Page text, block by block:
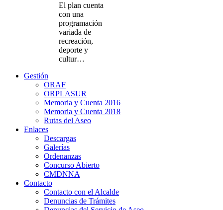
El plan cuenta
con una
programación
variada de
recreación,
deporte y
cultur…
Gestión
ORAF
ORPLASUR
Memoria y Cuenta 2016
Memoria y Cuenta 2018
Rutas del Aseo
Enlaces
Descargas
Galerías
Ordenanzas
Concurso Abierto
CMDNNA
Contacto
Contacto con el Alcalde
Denuncias de Trámites